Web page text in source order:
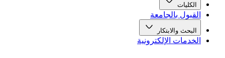
الكليات
القبول بالجامعة
البحث والابتكار
الخدمات الإلكترونية